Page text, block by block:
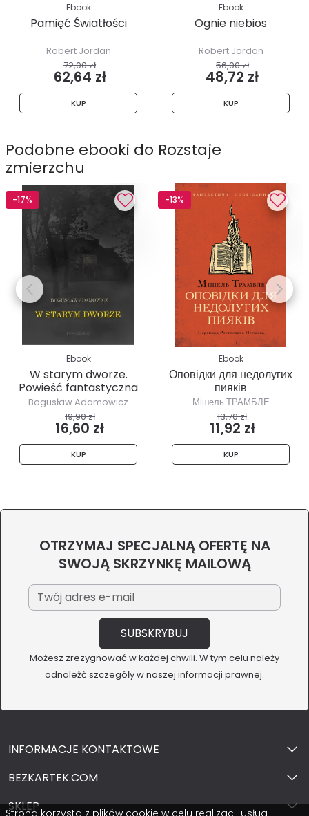
Ebook
Pamięć Światłości
Robert Jordan
72,00 zł
62,64 zł
KUP
Ebook
Ognie niebios
Robert Jordan
56,00 zł
48,72 zł
KUP
Podobne ebooki do Rozstaje
zmierzchu
-17%
Ebook
W starym dworze.
Powieść fantastyczna
Bogusław Adamowicz
19,90 zł
16,60 zł
KUP
-13%
Ebook
Оповідки для недолугих
пияків
Мішель ТРАМБЛЕ
13,70 zł
11,92 zł
KUP
OTRZYMAJ SPECJALNĄ OFERTĘ NA
SWOJĄ SKRZYNKĘ MAILOWĄ
Możesz zrezygnować w każdej chwili. W tym celu należy
odnaleźć szczegóły w naszej informacji prawnej.
INFORMACJE KONTAKTOWE
BEZKARTEK.COM
SKLEP
Strona korzysta z plików cookie w celu realizacji usług